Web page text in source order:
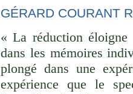
GÉRARD COURANT
« La réduction
dans les mémoires
plongé dans une
expérience que le